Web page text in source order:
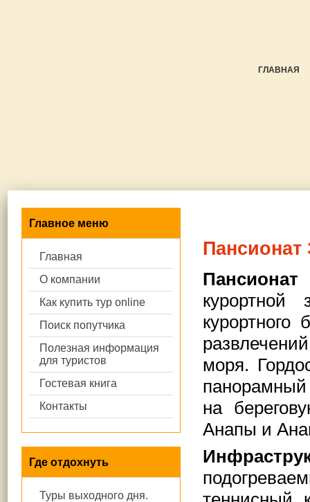
ГЛАВНАЯ
Главное меню
Главная
О компании
Как купить тур online
Поиск попутчика
Полезная информация
для туристов
Гостевая книга
Контакты
Где отдохнуть
Туры выходного дня.
Пансионат
курортной
моря.
на
Анапы и